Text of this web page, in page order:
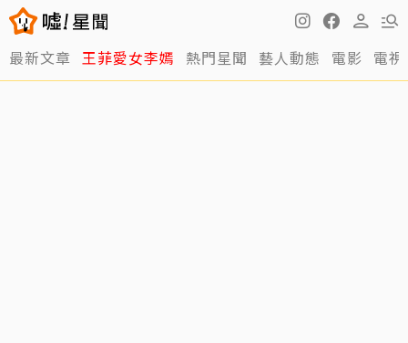
最新文章 王菲愛女李嫣 熱門星聞 藝人動態 電影 電視